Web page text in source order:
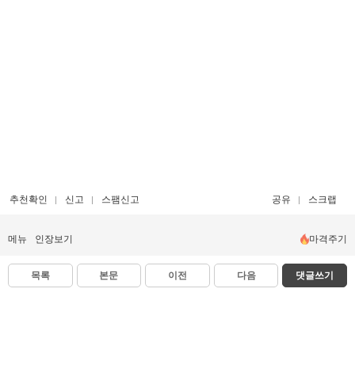
추천확인 신고 스팸신고 공유 스크랩
메뉴 인장보기 마격주기
목록 본문 이전 다음 댓글쓰기